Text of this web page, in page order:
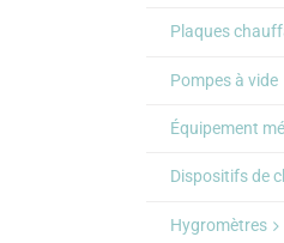
Plaques
Pompes à vide
Équipement
Dispositifs de
Hygromètres